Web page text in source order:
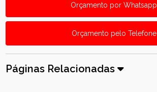
Orçamento por Whatsapp
Orçamento pelo Telefone
Páginas Relacionadas